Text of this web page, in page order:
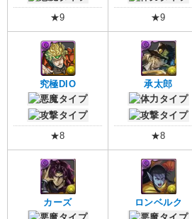
★9 ★9
究極DIO
★8
承太郎
★8
カーズ ロンベルク